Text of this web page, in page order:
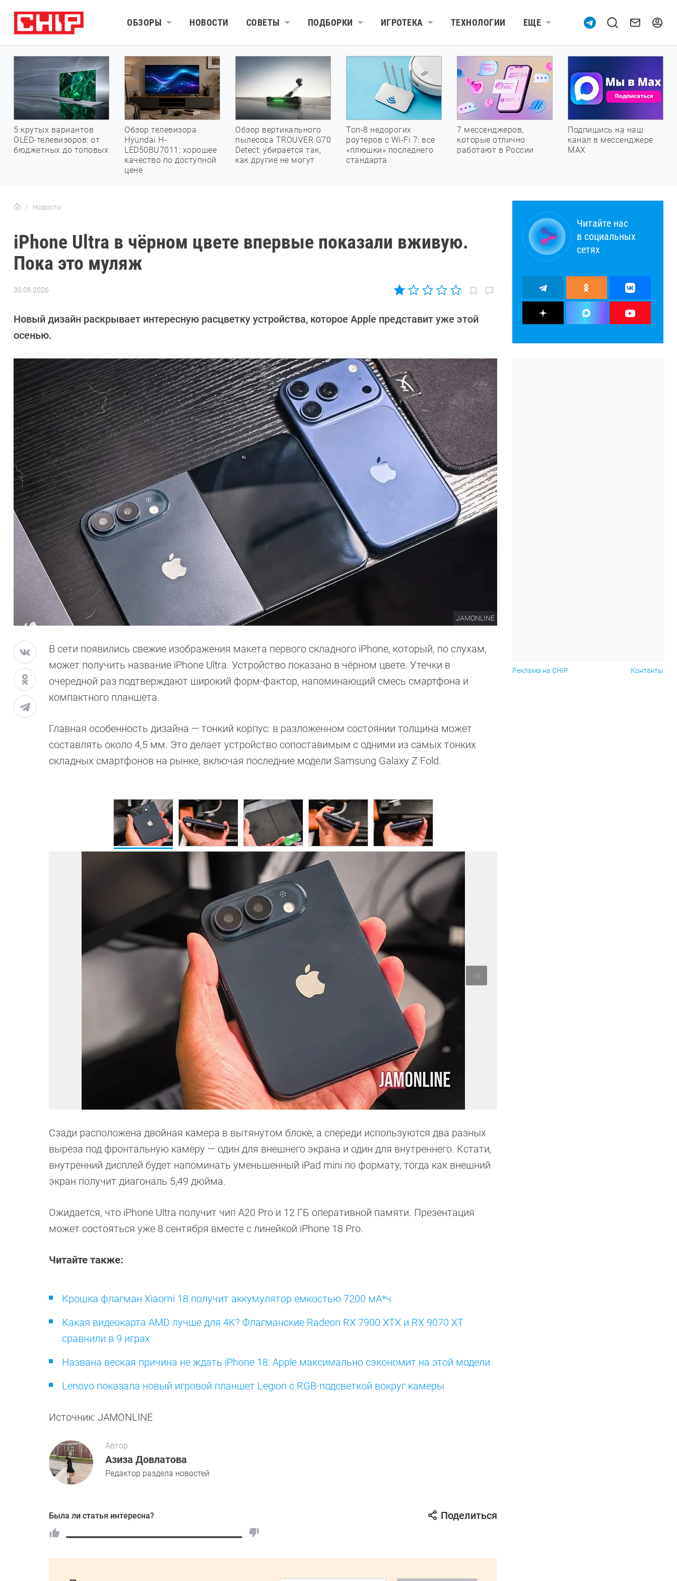
ОБЗОРЫ НОВОСТИ СОВЕТЫ ПОДБОРКИ ИГРОТЕКА ТЕХНОЛОГИИ ЕЩЕ
5 крутых вариантов
OLED-телевизоров: от
бюджетных до топовых
Обзор телевизора
Hyundai H-
LED50BU7011: хорошее
качество по доступной
цене
Обзор вертикального
пылесоса TROUVER G70
Detect: убирается так,
как другие не могут
Топ-8 недорогих
роутеров с Wi-Fi 7: все
«плюшки» последнего
стандарта
7 мессенджеров,
которые отлично
работают в России
Подпишись на наш
канал в мессенджере
МАХ
Новости
iPhone Ultra в чёрном цвете впервые показали вживую.
Пока это муляж
30.06.2026
Довлатова
Новый дизайн раскрывает интересную расцветку устройства, которое Apple представит уже этой
осенью.
JAMONLINE
В сети появились свежие изображения макета первого складного iPhone, который, по слухам,
может получить название iPhone Ultra. Устройство показано в чёрном цвете. Утечки в
очередной раз подтверждают широкий форм-фактор, напоминающий смесь смартфона и
компактного планшета.
Главная особенность дизайна — тонкий корпус: в разложенном состоянии толщина может
составлять около 4,5 мм. Это делает устройство сопоставимым с одними из самых тонких
складных смартфонов на рынке, включая последние модели Samsung Galaxy Z Fold.
Сзади расположена двойная камера в вытянутом блоке, а спереди используются два разных
выреза под фронтальную камеру — один для внешнего экрана и один для внутреннего. Кстати,
внутренний дисплей будет напоминать уменьшенный iPad mini по формату, тогда как внешний
экран получит диагональ 5,49 дюйма.
Ожидается, что iPhone Ultra получит чип A20 Pro и 12 ГБ оперативной памяти. Презентация
может состояться уже 8 сентября вместе с линейкой iPhone 18 Pro.
Читайте также:
Крошка флагман Xiaomi 18 получит аккумулятор емкостью 7200 мА*ч
Какая видеокарта AMD лучше для 4K? Флагманские Radeon RX 7900 XTX и RX 9070 XT
сравнили в 9 играх
Названа веская причина не ждать iPhone 18: Apple максимально сэкономит на этой модели
Lenovo показала новый игровой планшет Legion с RGB-подсветкой вокруг камеры
Источник: JAMONLINE
Автор
Азиза Довлатова
Редактор раздела новостей
Была ли статья интересна? Поделиться
Читайте нас
в социальных
сетях
Реклама на CHIP Контакты